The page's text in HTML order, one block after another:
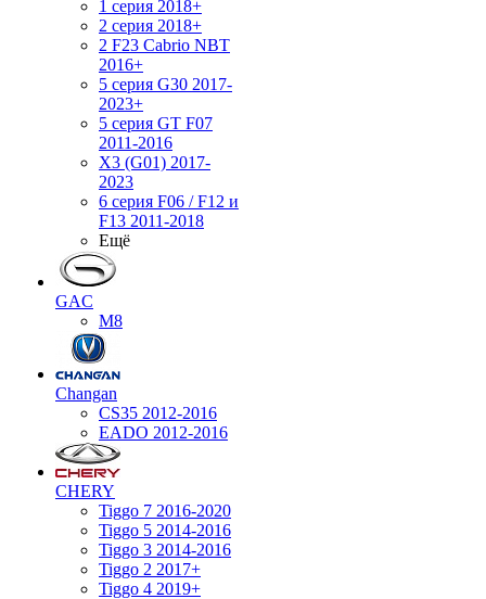
1 серия 2018+
2 серия 2018+
2 F23 Cabrio NBT
2016+
5 серия G30 2017-
2023+
5 серия GT F07
2011-2016
X3 (G01) 2017-
2023
6 серия F06 / F12 и
F13 2011-2018
Ещё
GAC
M8
Changan
CS35 2012-2016
EADO 2012-2016
CHERY
Tiggo 7 2016-2020
Tiggo 5 2014-2016
Tiggo 3 2014-2016
Tiggo 2 2017+
Tiggo 4 2019+